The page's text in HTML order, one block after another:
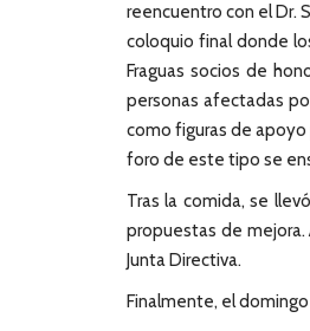
reencuentro con el Dr.
coloquio final donde
Fraguas socios de
personas afectadas
como figuras de apoyo
foro de este tipo se
Tras la comida, se
propuestas de mejora.
Junta Directiva.
Finalmente, el